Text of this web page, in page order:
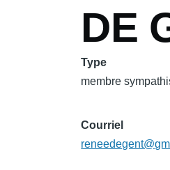
DE
Type
membre
Courriel